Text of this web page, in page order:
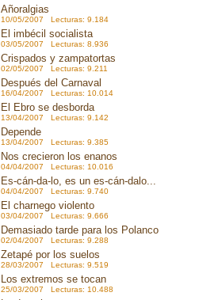
Añoralgias
10/05/2007 Lecturas: 9.184
El imbécil socialista
03/05/2007 Lecturas: 8.936
Crispados y zampatortas
02/05/2007 Lecturas: 9.211
Después del Carnaval
16/04/2007 Lecturas: 10.014
El Ebro se desborda
13/04/2007 Lecturas: 9.142
Depende
13/04/2007 Lecturas: 9.385
Nos crecieron los enanos
04/04/2007 Lecturas: 10.016
Es-cán-da-lo, es un es-cán-dalo...
04/04/2007 Lecturas: 9.740
El charnego violento
03/04/2007 Lecturas: 9.666
Demasiado tarde para los Polanco
02/04/2007 Lecturas: 9.288
Zetapé por los suelos
28/03/2007 Lecturas: 9.519
Los extremos se tocan
25/03/2007 Lecturas: 10.488